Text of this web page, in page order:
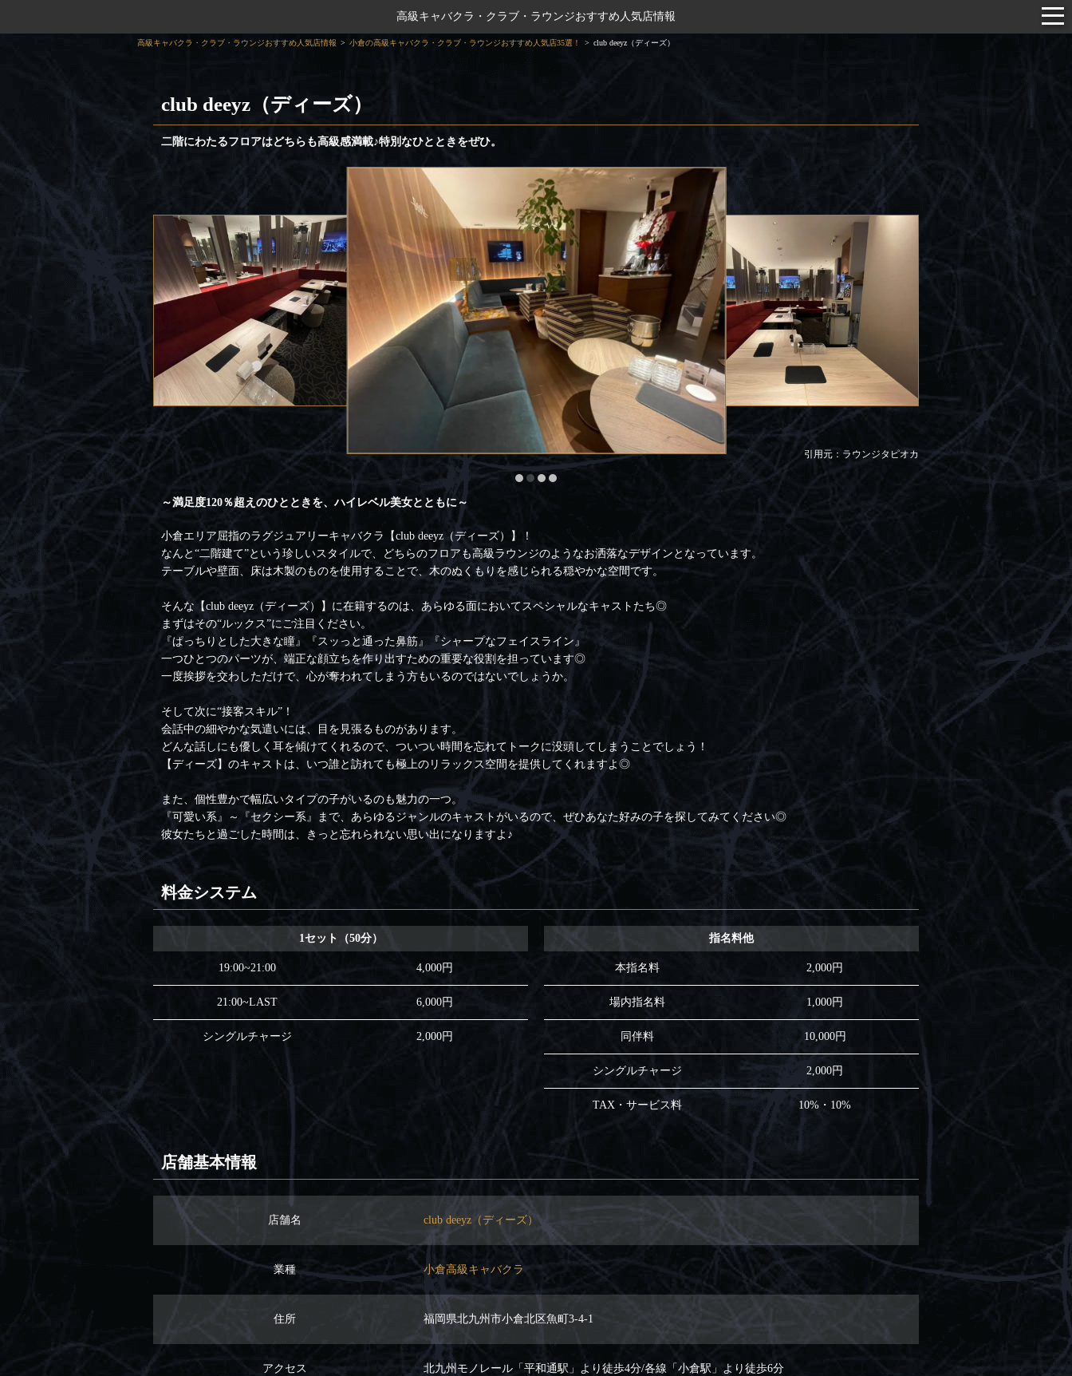
高級キャバクラ・クラブ・ラウンジおすすめ人気店情報
高級キャバクラ・クラブ・ラウンジおすすめ人気店情報 小倉の高級キャバクラ・クラブ・ラウンジおすすめ人気店35選！ club deeyz（ディーズ）
club deeyz（ディーズ）
二階にわたるフロアはどちらも高級感満載♪特別なひとときをぜひ。
引用元：ラウンジタピオカ
～満足度120％超えのひとときを、ハイレベル美女とともに～
小倉エリア屈指のラグジュアリーキャバクラ【club deeyz（ディーズ）】！
なんと“二階建て”という珍しいスタイルで、どちらのフロアも高級ラウンジのようなお洒落なデザインとなっています。
テーブルや壁面、床は木製のものを使用することで、木のぬくもりを感じられる穏やかな空間です。
そんな【club deeyz（ディーズ）】に在籍するのは、あらゆる面においてスペシャルなキャストたち◎
まずはその“ルックス”にご注目ください。
『ぱっちりとした大きな瞳』『スッっと通った鼻筋』『シャープなフェイスライン』
一つひとつのパーツが、端正な顔立ちを作り出すための重要な役割を担っています◎
一度挨拶を交わしただけで、心が奪われてしまう方もいるのではないでしょうか。
そして次に“接客スキル”！
会話中の細やかな気遣いには、目を見張るものがあります。
どんな話しにも優しく耳を傾けてくれるので、ついつい時間を忘れてトークに没頭してしまうことでしょう！
【ディーズ】のキャストは、いつ誰と訪れても極上のリラックス空間を提供してくれますよ◎
また、個性豊かで幅広いタイプの子がいるのも魅力の一つ。
『可愛い系』～『セクシー系』まで、あらゆるジャンルのキャストがいるので、ぜひあなた好みの子を探してみてください◎
彼女たちと過ごした時間は、きっと忘れられない思い出になりますよ♪
料金システム
1セット（50分）
19:00~21:00 4,000円
21:00~LAST 6,000円
シングルチャージ 2,000円
指名料他
本指名料 2,000円
場内指名料 1,000円
同伴料 10,000円
シングルチャージ 2,000円
TAX・サービス料 10%・10%
店舗基本情報
店舗名 club deeyz（ディーズ）
業種 小倉高級キャバクラ
住所 福岡県北九州市小倉北区魚町3-4-1
アクセス 北九州モノレール「平和通駅」より徒歩4分/各線「小倉駅」より徒歩6分